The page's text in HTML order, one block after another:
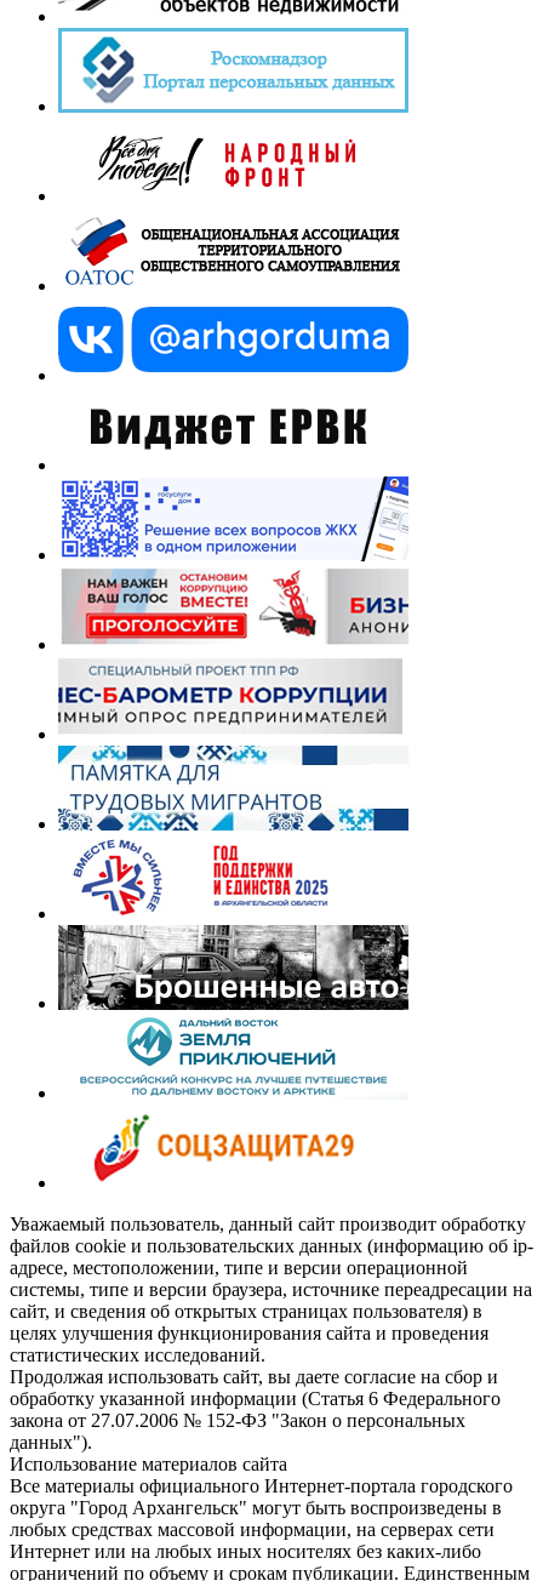
Уважаемый пользователь, данный сайт производит обработку
файлов cookie и пользовательских данных (информацию об ip-
адресе, местоположении, типе и версии операционной
системы, типе и версии браузера, источнике переадресации на
сайт, и сведения об открытых страницах пользователя) в
целях улучшения функционирования сайта и проведения
статистических исследований.
Продолжая использовать сайт, вы даете согласие на сбор и
обработку указанной информации (Статья 6 Федерального
закона от 27.07.2006 № 152-ФЗ "Закон о персональных
данных").
Использование материалов сайта
Все материалы официального Интернет-портала городского
округа "Город Архангельск" могут быть воспроизведены в
любых средствах массовой информации, на серверах сети
Интернет или на любых иных носителях без каких-либо
ограничений по объему и срокам публикации. Единственным